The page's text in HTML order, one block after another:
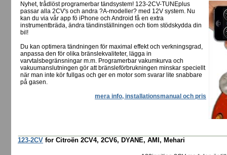
Nyhet, trådlöst programerbar tändsystem! 123-2CV-TUNEplus
passar alla 2CV's och andra ?A-modeller? med 12V system. Nu
kan du via vår app fö iPhone och Android få en extra
instrumentbräda, ändra tändinställningen och tiom stödskydda din
bil!
Du kan optimera tändningen för maximal effekt och verkningsgrad,
anpassa den för olika bränslekvaliteter, lägga in
varvtalsbegränsningar m.m. Programerbar vakumkurva och
vakuumanslutningen gör att bränsleförbrukningen minskar speciellt
när man inte kör fullgas och ger en motor som svarar lite snabbare
på gasen.
mera info, installationsmanual och pris
123-2CV for Citroën 2CV4, 2CV6, DYANE, AMI, Mehari